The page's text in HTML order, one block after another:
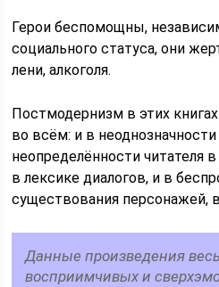
Герои беспомощны,
социального статуса, они
лени, алкоголя.
Постмодернизм в этих
во всём: и в
неопределённости читателя
в лексике диалогов, и в
существования персонажей,
Данные произведения
восприимчивых и